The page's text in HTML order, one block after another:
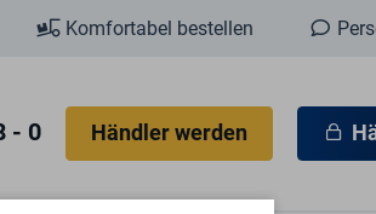
Komfortabel bestellen
- 0 Händler werden